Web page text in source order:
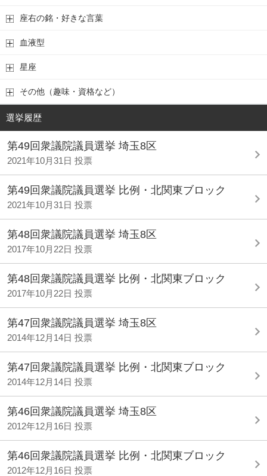
座右の銘・好きな言葉
血液型
星座
その他（趣味・資格など）
選挙履歴
第49回衆議院議員選挙 埼玉8区
2021年10月31日 投票
第49回衆議院議員選挙 比例・北関東ブロック
2021年10月31日 投票
第48回衆議院議員選挙 埼玉8区
2017年10月22日 投票
第48回衆議院議員選挙 比例・北関東ブロック
2017年10月22日 投票
第47回衆議院議員選挙 埼玉8区
2014年12月14日 投票
第47回衆議院議員選挙 比例・北関東ブロック
2014年12月14日 投票
第46回衆議院議員選挙 埼玉8区
2012年12月16日 投票
第46回衆議院議員選挙 比例・北関東ブロック
2012年12月16日 投票